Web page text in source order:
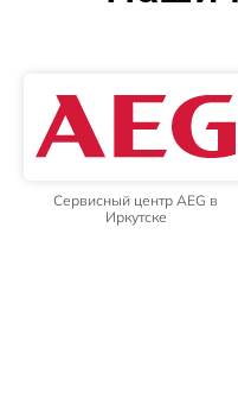
Сервисный центр AEG в
Иркутске